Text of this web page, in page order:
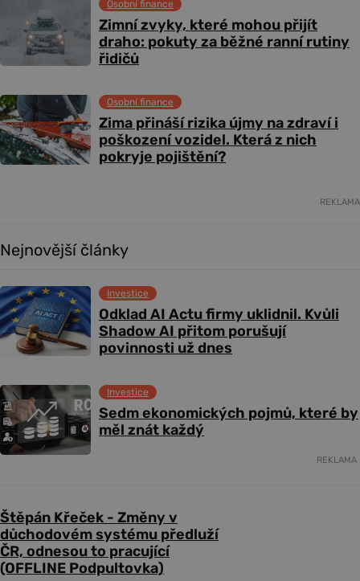
Zimní zvyky, které mohou přijít
draho: pokuty za běžné ranní rutiny
řidičů
Osobní finance
Zima přináší rizika újmy na zdraví i
poškození vozidel. Která z nich
pokryje pojištění?
Osobní finance
REKLAMA
Nejnovější články
Odklad AI Actu firmy uklidnil. Kvůli
Shadow AI přitom porušují
povinnosti už dnes
Investice
Sedm ekonomických pojmů, které by
měl znát každý
Investice
REKLAMA
Štěpán Křeček - Změny v
důchodovém systému předluží
ČR, odnesou to pracující
(OFFLINE Podpultovka)